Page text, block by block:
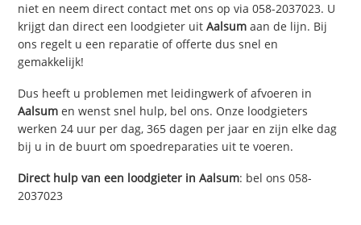
niet en neem direct contact met ons op via 058-2037023. U
krijgt dan direct een loodgieter uitAalsum aan de lijn. Bij
ons regelt u een reparatie of offerte dus snel en
gemakkelijk!
Dus heeft u problemen met leidingwerk of afvoeren in
Aalsum en wenst snel hulp, bel ons. Onze loodgieters
werken 24 uur per dag, 365 dagen per jaar en zijn elke dag
bij u in de buurt om spoedreparaties uit te voeren.
Direct hulp van een loodgieter inAalsum: bel ons 058-
2037023